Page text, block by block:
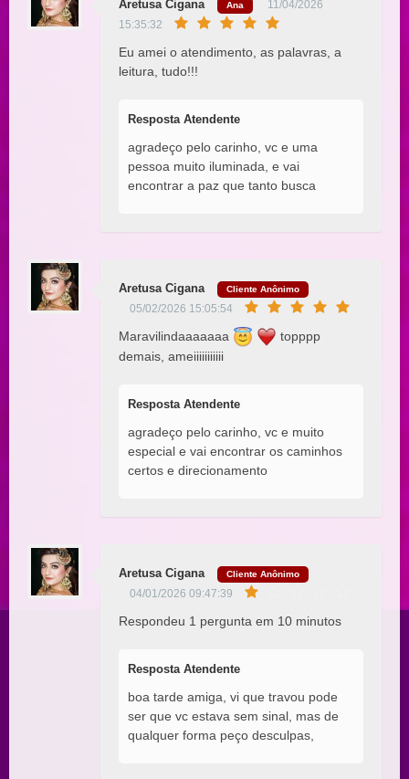
Aretusa Cigana Ana
11/04/2026
15:35:32
Eu amei o atendimento, as palavras, a
leitura, tudo!!!
Resposta Atendente
agradeço pelo carinho, vc e uma
pessoa muito iluminada, e vai
encontrar a paz que tanto busca
Aretusa Cigana Cliente Anônimo
05/02/2026 15:05:54
Maravilindaaaaaaa
topppp
demais, ameiiiiiiiiiii
Resposta Atendente
agradeço pelo carinho, vc e muito
especial e vai encontrar os caminhos
certos e direcionamento
Aretusa Cigana Cliente Anônimo
04/01/2026 09:47:39
Respondeu 1 pergunta em 10 minutos
Resposta Atendente
boa tarde amiga, vi que travou pode
ser que vc estava sem sinal, mas de
qualquer forma peço desculpas,